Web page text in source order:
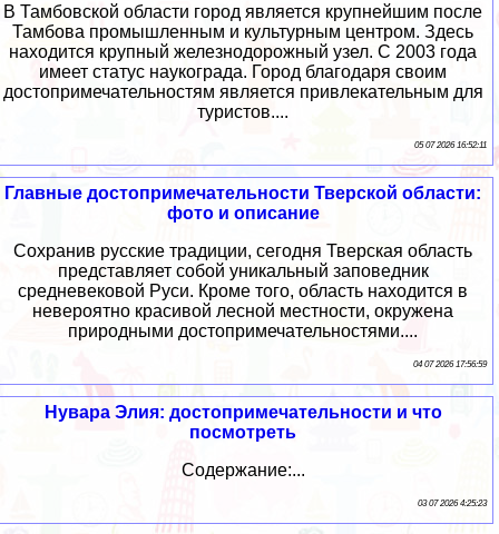
В Тамбовской области город является крупнейшим после
Тамбова промышленным и культурным центром. Здесь
находится крупный железнодорожный узел. С 2003 года
имеет статус наукограда. Город благодаря своим
достопримечательностям является привлекательным для
туристов....
05 07 2026 16:52:11
Главные достопримечательности Тверской области:
фото и описание
Сохранив русские традиции, сегодня Тверская область
представляет собой уникальный заповедник
средневековой Руси. Кроме того, область находится в
невероятно красивой лесной местности, окружена
природными достопримечательностями....
04 07 2026 17:56:59
Нувара Элия: достопримечательности и что
посмотреть
Содержание:...
03 07 2026 4:25:23